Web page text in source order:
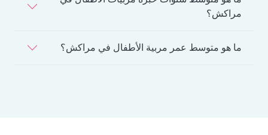
مراكش؟
ما هو متوسط عمر مربية الأطفال في مراكش؟